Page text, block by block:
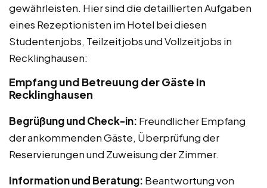
gewährleisten. Hier sind die detaillierten Aufgaben
eines Rezeptionisten im Hotel bei diesen
Studentenjobs, Teilzeitjobs und Vollzeitjobs in
Recklinghausen:
Empfang und Betreuung der Gäste in
Recklinghausen
Begrüßung und Check-in: Freundlicher Empfang
der ankommenden Gäste, Überprüfung der
Reservierungen und Zuweisung der Zimmer.
Information und Beratung: Beantwortung von